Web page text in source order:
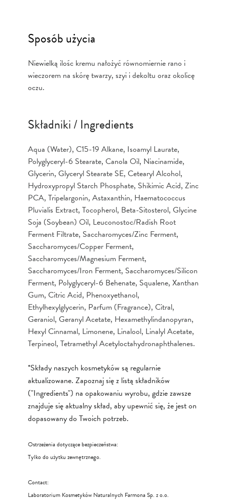
Sposób użycia
Niewielką ilośc kremu nałożyć równomiernie rano i
wieczorem na skórę twarzy, szyi i dekoltu oraz okolicę
oczu.
Składniki / Ingredients
Aqua (Water), C15-19 Alkane, Isoamyl Laurate,
Polyglyceryl-6 Stearate, Canola Oil, Niacinamide,
Glycerin, Glyceryl Stearate SE, Cetearyl Alcohol,
Hydroxypropyl Starch Phosphate, Shikimic Acid, Zinc
PCA, Tripelargonin, Astaxanthin, Haematococcus
Pluvialis Extract, Tocopherol, Beta-Sitosterol, Glycine
Soja (Soybean) Oil, Leuconostoc/Radish Root
Ferment Filtrate, Saccharomyces/Zinc Ferment,
Saccharomyces/Copper Ferment,
Saccharomyces/Magnesium Ferment,
Saccharomyces/Iron Ferment, Saccharomyces/Silicon
Ferment, Polyglyceryl-6 Behenate, Squalene, Xanthan
Gum, Citric Acid, Phenoxyethanol,
Ethylhexylglycerin, Parfum (Fragrance), Citral,
Geraniol, Geranyl Acetate, Hexamethylindanopyran,
Hexyl Cinnamal, Limonene, Linalool, Linalyl Acetate,
Terpineol, Tetramethyl Acetyloctahydronaphthalenes.
*Składy naszych kosmetyków są regularnie
aktualizowane. Zapoznaj się z listą składników
("Ingredients") na opakowaniu wyrobu, gdzie zawsze
znajduje się aktualny skład, aby upewnić się, że jest on
dopasowany do Twoich potrzeb.
Ostrzeżenia dotyczące bezpieczeństwa:
Tylko do użytku zewnętrznego.
Contact:
Laboratorium Kosmetyków Naturalnych Farmona Sp. z o.o.